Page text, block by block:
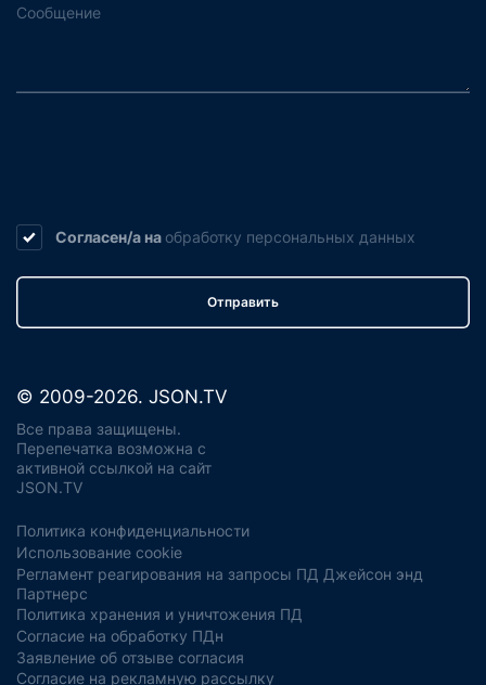
обработкуперсональных данных
© 2009-2026. JSON.TV
Все права защищены.
активной ссылкой на сайт
JSON.TV
Политика конфиденциальности
Использование cookie
Регламент реагирования на запросы ПД Джейсон энд
Партнерс